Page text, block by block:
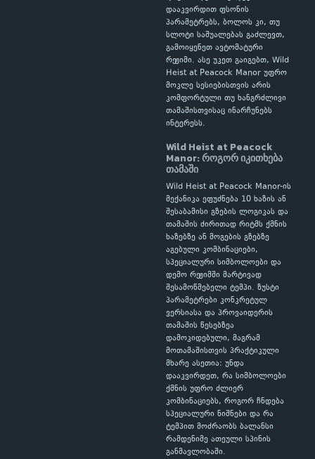
დააკვირდით ფსონის
პარამეტრებს, ბოლოს კი, თუ
სლოტი საშუალებას გაძლევთ,
გამოიყენეთ ავტომატური
რეჟიმი. ასე უკეთ გაიგებთ, Wild
Heist at Peacock Manor უფრო
მოკლე სესიებისთვის არის
კომფორტული თუ ხანგრძლივი
თამაშისთვისაც ინარჩუნებს
ინტერესს.
Wild Heist at Peacock
Manor: როგორ იკითხება
თამაში
Wild Heist at Peacock Manor-ის
მექანიკა ეფუძნება 10 ხაზის ან
შესაბამისი გზების ლოგიკას და
თამაშის ძირითად რიტმს ქმნის
ხაზებზე ან მოგების გზებზე
აგებული კომბინაციები,
სპეციალური სიმბოლოები და
დემო რეჟიმში მარტივად
შესამოწმებელი ტემპი. ზუსტი
პარამეტრები კონკრეტულ
ვერსიასა და პროვაიდერის
თამაშის წესებზეა
დამოკიდებული, მაგრამ
მოთამაშისთვის პრაქტიკული
მხარე ასეთია: უნდა
დააკვირდეთ, რა სიმბოლოები
ქმნის უფრო ძლიერ
კომბინაციებს, როგორ ჩნდება
სპეციალური ნიშნები და რა
ტემპით მოძრაობს ბალანსი
რამდენიმე ათეული სპინის
განმავლობაში.